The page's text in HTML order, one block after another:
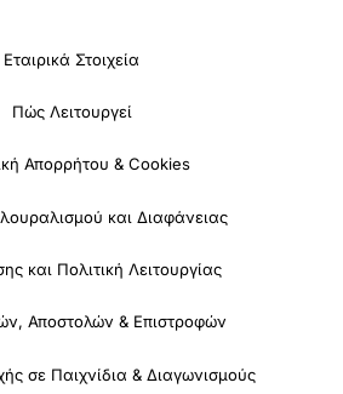
Εταιρικά Στοιχεία
Πώς Λειτουργεί
Απορρήτου & Cookies
και Διαφάνειας
και Πολιτική Λειτουργίας
Αποστολών & Επιστροφών
σε Παιχνίδια & Διαγωνισμούς